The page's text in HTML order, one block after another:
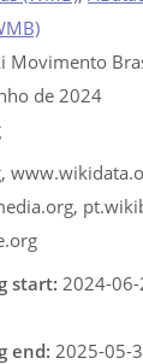
Movimento
de 2024
,
,
start: 2024-
end: 2025-05-